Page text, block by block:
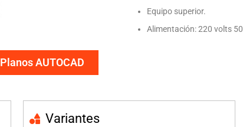
Planos AUTOCAD
Equipo superior.
Alimentación: 220 volts
Variantes